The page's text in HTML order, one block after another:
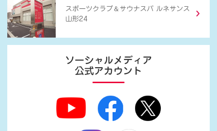
スポーツクラブ ＆ サウナスパ ルネサンス
山形24
ソーシャルメディア
公式アカウント